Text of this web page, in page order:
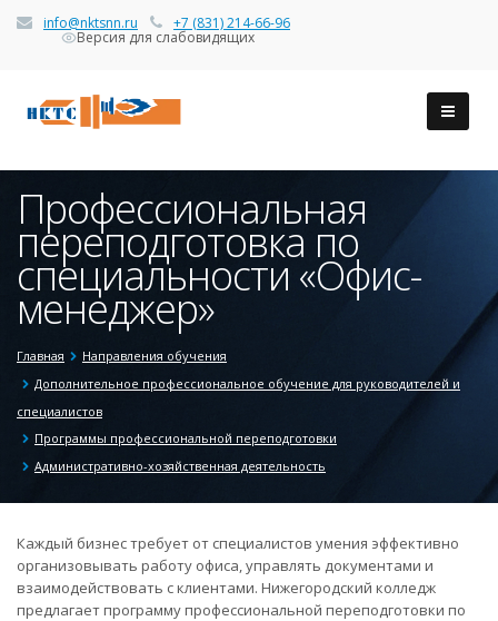
info@nktsnn.ru +7 (831) 214-66-96
Версия для слабовидящих
Профессиональная
переподготовка по
специальности «Офис-
менеджер»
Главная
Направления обучения
Дополнительное профессиональное обучение для руководителей и
специалистов
Программы профессиональной переподготовки
Административно-хозяйственная деятельность
Каждый бизнес требует от специалистов умения эффективно
организовывать работу офиса, управлять документами и
взаимодействовать с клиентами. Нижегородский колледж
предлагает программу профессиональной переподготовки по